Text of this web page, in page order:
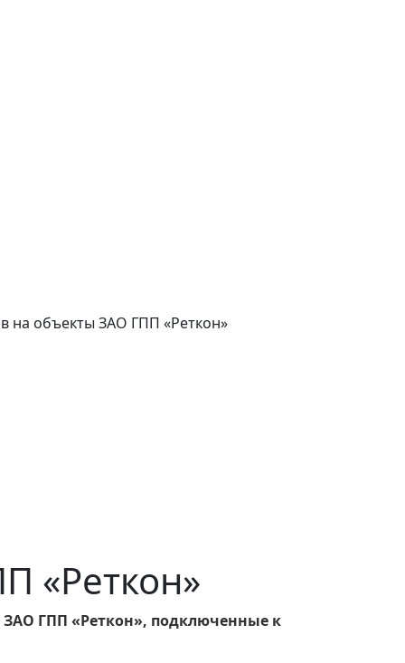
на объекты ЗАО ГПП «Реткон»
«Реткон»
ЗАО ГПП «Реткон», подключенные к